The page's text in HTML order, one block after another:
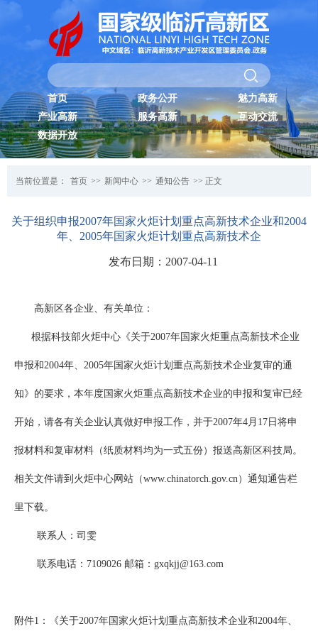
首页 政务公开
魅力高新
产业高新
服务高新
互动交流
数据开放
当前位置是： 首页 >> 新闻中心 >> 通知公告 >> 正文
关于组织申报2007年国家火炬计划重点高新技术企业和2004
年、2005年国家火炬计划重点高新技术企
发布日期：2007-04-11
高新区各企业、有关单位：
根据科技部火炬中心《关于2007年国家火炬重点高新技术企业
申报和2004年、2005年国家火炬计划重点高新技术企业复审的通
知》的要求，本年度国家火炬重点高新技术企业的申报和复审已经
开始，请各有关企业认真做好申报工作，并于2007年4月17日将申
报材料和复审材料（纸质材料均为一式五份）报送高新区科技局。
相关文件请到火炬中心网站（www.chinatorch.gov.cn）通知通告栏
里下载。
联系人：司雯
联系电话：7109026 邮箱：gxqkjj@163.com
附件1：《关于2007年国家火炬计划重点高新技术企业和2004年、